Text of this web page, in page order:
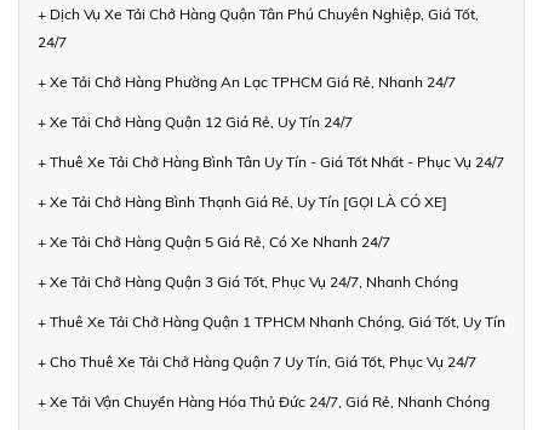
+ Dịch Vụ Xe Tải Chở Hàng Quận Tân Phú Chuyên Nghiệp, Giá Tốt,
24/7
+ Xe Tải Chở Hàng Phường An Lạc TPHCM Giá Rẻ, Nhanh 24/7
+ Xe Tải Chở Hàng Quận 12 Giá Rẻ, Uy Tín 24/7
+ Thuê Xe Tải Chở Hàng Bình Tân Uy Tín - Giá Tốt Nhất - Phục Vụ 24/7
+ Xe Tải Chở Hàng Bình Thạnh Giá Rẻ, Uy Tín [GỌI LÀ CÓ XE]
+ Xe Tải Chở Hàng Quận 5 Giá Rẻ, Có Xe Nhanh 24/7
+ Xe Tải Chở Hàng Quận 3 Giá Tốt, Phục Vụ 24/7, Nhanh Chóng
+ Thuê Xe Tải Chở Hàng Quận 1 TPHCM Nhanh Chóng, Giá Tốt, Uy Tín
+ Cho Thuê Xe Tải Chở Hàng Quận 7 Uy Tín, Giá Tốt, Phục Vụ 24/7
+ Xe Tải Vận Chuyển Hàng Hóa Thủ Đức 24/7, Giá Rẻ, Nhanh Chóng